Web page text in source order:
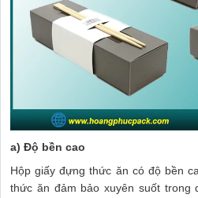
a) Độ bền cao
Hộp giấy đựng thức ăn có độ bền
thức ăn đảm bảo xuyên suốt trong